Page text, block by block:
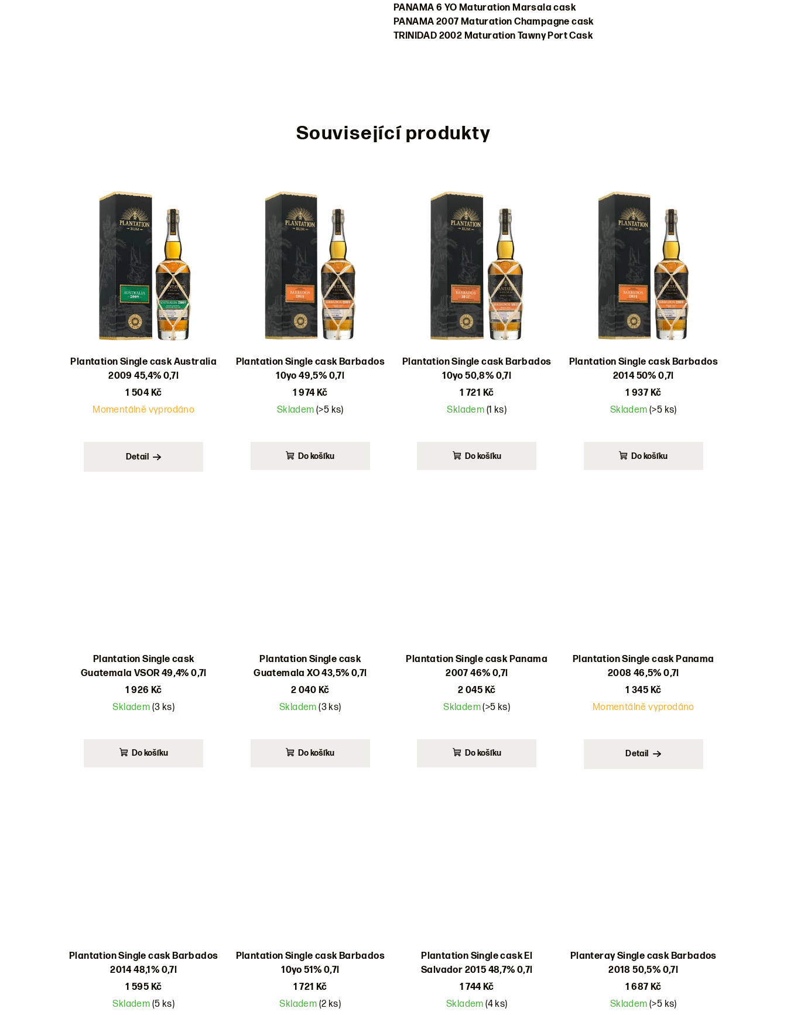
PANAMA 6 YO Maturation Marsala cask
PANAMA 2007 Maturation Champagne cask
TRINIDAD 2002 Maturation Tawny Port Cask
Související produkty
Plantation Single cask Australia
2009 45,4% 0,7l
1 504 Kč
Momentálně vyprodáno
Detail
Plantation Single cask Barbados
10yo 49,5% 0,7l
1 974 Kč
Skladem (>5 ks)
Do košíku
Plantation Single cask Barbados
10yo 50,8% 0,7l
1 721 Kč
Skladem (1 ks)
Do košíku
Plantation Single cask Barbados
2014 50% 0,7l
1 937 Kč
Skladem (>5 ks)
Do košíku
Plantation Single cask
Guatemala VSOR 49,4% 0,7l
1 926 Kč
Skladem (3 ks)
Do košíku
Plantation Single cask
Guatemala XO 43,5% 0,7l
2 040 Kč
Skladem(3 ks)
Do košíku
Plantation Single cask Panama
2007 46% 0,7l
2 045 Kč
Skladem(>5 ks)
Do košíku
Plantation Single cask Panama
2008 46,5% 0,7l
1 345 Kč
Momentálně vyprodáno
Detail
Plantation Single cask Barbados
2014 48,1% 0,7l
1 595 Kč
Skladem (5 ks)
Plantation Single cask Barbados
10yo 51% 0,7l
1 721 Kč
Skladem (2 ks)
Plantation Single cask El
Salvador 2015 48,7% 0,7l
1 744 Kč
Skladem(4 ks)
Planteray Single cask Barbados
2018 50,5% 0,7l
1 687 Kč
Skladem (>5 ks)